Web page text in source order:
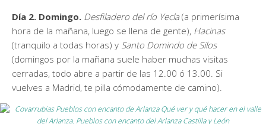
Día 2. Domingo. Desfiladero del río Yecla(a primerísima
hora de la mañana, luego se llena de gente), Hacinas
(tranquilo a todas horas) y Santo Domindo de Silos
(domingos por la mañana suele haber muchas visitas
cerradas, todo abre a partir de las 12.00 ó 13.00. Si
vuelves a Madrid, te pilla cómodamente de camino).